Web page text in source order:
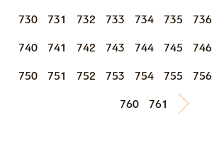
730 731 732 733 734 735 736
740 741 742 743 744 745 746
750 751 752 753 754 755 756
760 761